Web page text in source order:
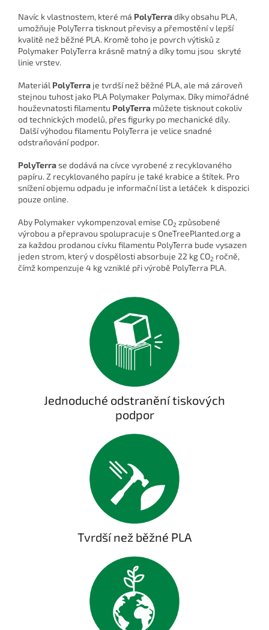
Navíc k vlastnostem, které má PolyTerradíky obsahu PLA,
umožňuje PolyTerra tisknout převisy a přemostění v lepší
kvalitě než běžné PLA. Kromě toho je povrch výtisků z
Polymaker PolyTerra krásně matný a díky tomu jsou skryté
linie vrstev.
Materiál PolyTerra je tvrdší než běžné PLA, ale má zároveň
stejnou tuhost jako PLA Polymaker Polymax. Díky mimořádné
houževnatosti filamentu PolyTerra můžete tisknout cokoliv
od technických modelů, přes figurky po mechanické díly.
Další výhodou filamentu PolyTerra je velice snadné
odstraňování podpor.
PolyTerrase dodává na cívce vyrobené z recyklovaného
papíru. Z recyklovaného papíru je také krabice a štítek. Pro
snížení objemu odpadu je informační list a letáček k dispozici
pouze online.
Aby Polymaker vykompenzoval emise CO2 způsobené
výrobou a přepravou spolupracuje s OneTreePlanted.org a
za každou prodanou cívku filamentu PolyTerra bude vysazen
jeden strom, který v dospělosti absorbuje 22 kg CO2 ročně,
čímž kompenzuje 4 kg vzniklé při výrobě PolyTerra PLA.
Jednoduché odstranění tiskových
podpor
Tvrdší než běžné PLA